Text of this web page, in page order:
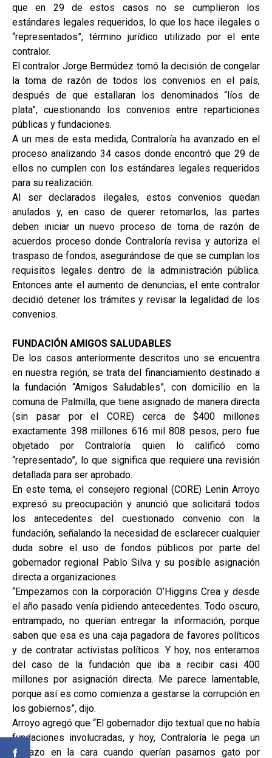
que en 29 de estos casos no se cumplieron los
estándares legales requeridos, lo que los hace ilegales o
“representados”, término jurídico utilizado por el ente
contralor.
El contralor Jorge Bermúdez tomó la decisión de congelar
la toma de razón de todos los convenios en el país,
después de que estallaran los denominados “líos de
plata”, cuestionando los convenios entre reparticiones
públicas y fundaciones.
A un mes de esta medida, Contraloría ha avanzado en el
proceso analizando 34 casos donde encontró que 29 de
ellos no cumplen con los estándares legales requeridos
para su realización.
Al ser declarados ilegales, estos convenios quedan
anulados y, en caso de querer retomarlos, las partes
deben iniciar un nuevo proceso de toma de razón de
acuerdos proceso donde Contraloría revisa y autoriza el
traspaso de fondos, asegurándose de que se cumplan los
requisitos legales dentro de la administración pública.
Entonces ante el aumento de denuncias, el ente contralor
decidió detener los trámites y revisar la legalidad de los
convenios.
FUNDACIÓN AMIGOS SALUDABLES
De los casos anteriormente descritos uno se encuentra
en nuestra región, se trata del financiamiento destinado a
la fundación “Amigos Saludables”, con domicilio en la
comuna de Palmilla, que tiene asignado de manera directa
(sin pasar por el CORE) cerca de $400 millones
exactamente 398 millones 616 mil 808 pesos, pero fue
objetado por Contraloría quien lo calificó como
“representado”, lo que significa que requiere una revisión
detallada para ser aprobado.
En este tema, el consejero regional (CORE) Lenin Arroyo
expresó su preocupación y anunció que solicitará todos
los antecedentes del cuestionado convenio con la
fundación, señalando la necesidad de esclarecer cualquier
duda sobre el uso de fondos públicos por parte del
gobernador regional Pablo Silva y su posible asignación
directa a organizaciones.
“Empezamos con la corporación O’Higgins Crea y desde
el año pasado venía pidiendo antecedentes. Todo oscuro,
entrampado, no querían entregar la información, porque
saben que esa es una caja pagadora de favores políticos
y de contratar activistas políticos. Y hoy, nos enteramos
del caso de la fundación que iba a recibir casi 400
millones por asignación directa. Me parece lamentable,
porque así es como comienza a gestarse la corrupción en
los gobiernos”, dijo.
Arroyo agregó que “El gobernador dijo textual que no había
fundaciones involucradas, y hoy, Contraloría le pega un
portazo en la cara cuando querían pasarnos gato por